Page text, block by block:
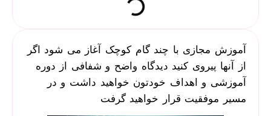
آموزش مجازی با چند گام کوچک آغاز می شود اگر
از آنها پیروی کنید دیدگاه واضح و شفافی از دوره
آموزشی و اهداف خودتون خواهید داشت و در
مسیر موفقیت قرار خواهید گرفت